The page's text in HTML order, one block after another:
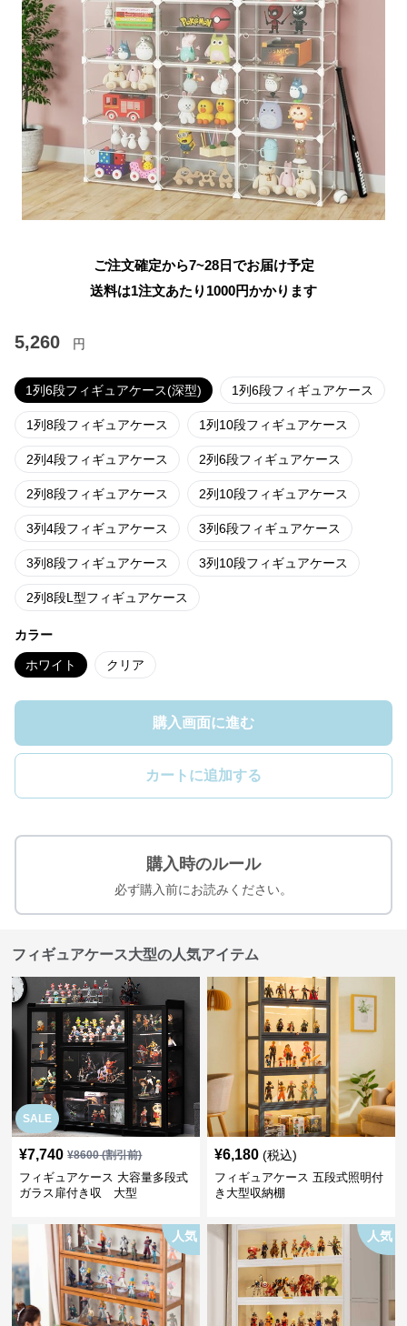
ご注文確定から7~28日でお届け予定
送料は1注文あたり 1000円かかります
5,260 円
1列6段フィギュアケース(深型) 1列6段フィギュアケース
1列8段フィギュアケース 1列10段フィギュアケース
2列4段フィギュアケース 2列6段フィギュアケース
2列8段フィギュアケース 2列10段フィギュアケース
3列4段フィギュアケース 3列6段フィギュアケース
3列8段フィギュアケース 3列10段フィギュアケース
2列8段L型フィギュアケース
カラー
ホワイト クリア
購入画面に進む
カートに追加する
購入時のルール
必ず購入前にお読みください。
フィギュアケース大型の人気アイテム
SALE
¥7,740 ¥8600(割引前)
フィギュアケース 大容量多段式
ガラス扉付き収 大型
¥6,180 (税込)
フィギュアケース 五段式照明付
き大型収納棚
人気 人気